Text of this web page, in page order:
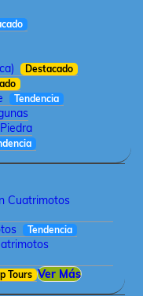
Destacado
Tendencia
Cuatrimotos
Tendencia
Tours Ver Más